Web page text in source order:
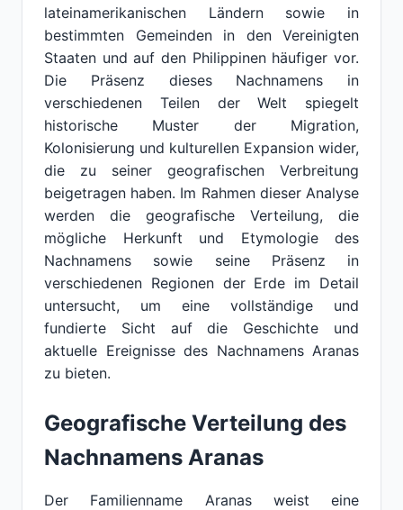
lateinamerikanischen Ländern sowie in
bestimmten Gemeinden in den Vereinigten
Staaten und auf den Philippinen häufiger vor.
Die Präsenz dieses Nachnamens in
verschiedenen Teilen der Welt spiegelt
historische Muster der Migration,
Kolonisierung und kulturellen Expansion wider,
die zu seiner geografischen Verbreitung
beigetragen haben. Im Rahmen dieser Analyse
werden die geografische Verteilung, die
mögliche Herkunft und Etymologie des
Nachnamens sowie seine Präsenz in
verschiedenen Regionen der Erde im Detail
untersucht, um eine vollständige und
fundierte Sicht auf die Geschichte und
aktuelle Ereignisse des Nachnamens Aranas
zu bieten.
Geografische Verteilung des
Nachnamens Aranas
Der Familienname Aranas weist eine